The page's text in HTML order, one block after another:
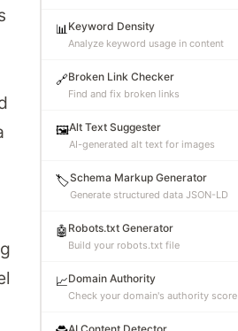
📊 Keyword Density
Analyze keyword usage in content
🔗Broken Link Checker
Find and fix broken links
🖼️Alt Text Suggester
AI-generated alt text for images
🏷️Schema Markup Generator
Generate structured data JSON-LD
🤖 Robots.txt Generator
Build your robots.txt file
📈Domain Authority
Check your domain's authority score